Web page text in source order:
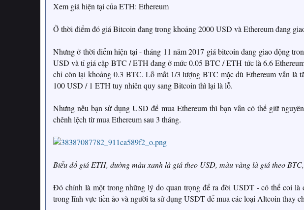
Xem giá hiện tại của ETH: Ethereum
Ở thời điểm đó giá Bitcoin đang trong khoảng 2000 USD và Ethereum đang
Nhưng ở thời điểm hiện tại - tháng 11 năm 2017 giá bitcoin đang giao động
USD và tỉ giá cặp BTC / ETH đang ở mức 0.05 BTC / ETH tức là 6.6
chỉ còn lại khoảng 0.3 BTC. Lỗ mất 1/3 lượng BTC mặc dù Ethereum vẫn là
100 USD / 1 ETH tuy nhiên quy sang Bitcoin thì lại là lỗ.
Nhưng nếu bạn sử dụng USD để mua Ethereum thì bạn vẫn có thể giữ
chênh lệch từ mua Ethereum sau 3 tháng.
Biểu đồ giá ETH, đường màu xanh là giá theo USD, màu vàng là giá theo
Đó chính là một trong những lý do quan trọng để ra đời USDT - có thể coi
trong lĩnh vực tiền ảo và người ta sử dụng USDT để mua các loại Altcoin thay